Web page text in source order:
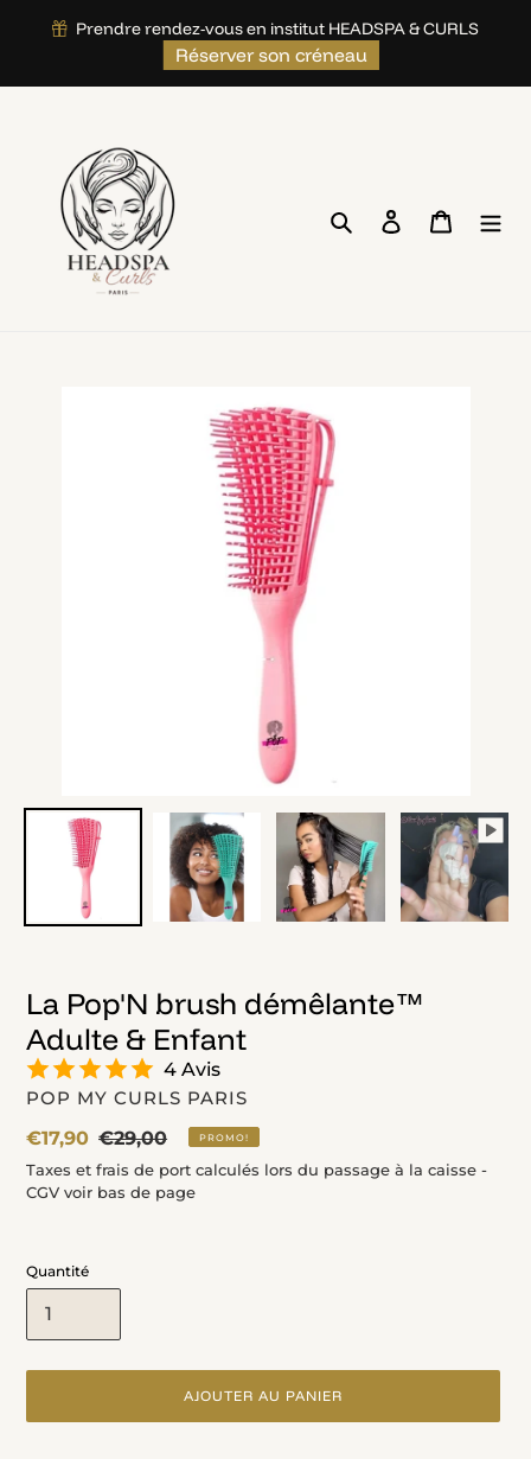
Passer
contenu
Prendre rendez-vous en institut HEADSPA & CURLS
Réserver son créneau
RechercherSe connecter
Panier
La Pop'N brush démêlante™
Adulte & Enfant
4 Avis
DISTRIBUTEUR
POP MY CURLS PARIS
Prix
fou
€17,90 Prix
normal
€29,00 PROMO!
Taxes et frais de port calculés lors du passage à la caisse -
CGV voir bas de page
Quantité
AJOUTER AU PANIER